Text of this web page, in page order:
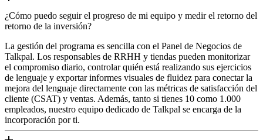
¿Cómo puedo seguir el progreso de mi equipo y medir el retorno del
retorno de la inversión?
La gestión del programa es sencilla con el Panel de Negocios de
Talkpal. Los responsables de RRHH y tiendas pueden monitorizar
el compromiso diario, controlar quién está realizando sus ejercicios
de lenguaje y exportar informes visuales de fluidez para conectar la
mejora del lenguaje directamente con las métricas de satisfacción del
cliente (CSAT) y ventas. Además, tanto si tienes 10 como 1.000
empleados, nuestro equipo dedicado de Talkpal se encarga de la
incorporación por ti.